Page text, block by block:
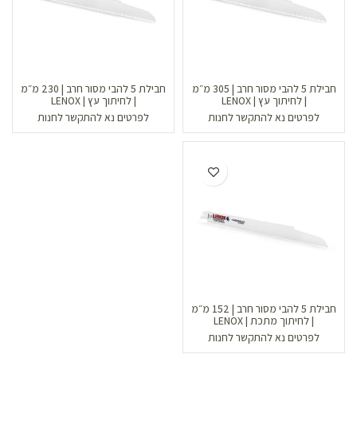
חבילת 5 להבי מסור חרב | 305 מ״מ
| לחיתוך עץ | LENOX
לפרטים נא להתקשר לחנות
חבילת 5 להבי מסור חרב | 230 מ״מ
| לחיתוך עץ | LENOX
לפרטים נא להתקשר לחנות
חבילת 5 להבי מסור חרב | 152 מ״מ
| לחיתוך מתכת | LENOX
לפרטים נא להתקשר לחנות